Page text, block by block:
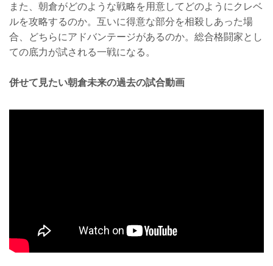
また、朝倉がどのような戦略を用意してどのようにクレベ
ルを攻略するのか。互いに得意な部分を相殺しあった場
合、どちらにアドバンテージがあるのか。総合格闘家とし
ての底力が試される一戦になる。
併せて見たい朝倉未来の過去の試合動画